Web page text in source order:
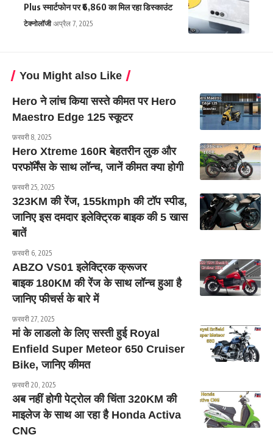
Plus स्मार्टफोन पर ₹6,860 का मिल रहा डिस्काउंट
टेक्नोलॉजी अप्रैल 7, 2025
You Might also Like
Hero ने लांच किया सस्ते कीमत पर Hero
Maestro Edge 125 स्कूटर
फ़रवरी 8, 2025
Hero Xtreme 160R बेहतरीन लुक और
परफॉर्मेंस के साथ लॉन्च, जानें कीमत क्या होगी
फ़रवरी 25, 2025
323KM की रेंज, 155kmph की टॉप स्पीड,
जानिए इस दमदार इलेक्ट्रिक बाइक की 5 खास
बातें
फ़रवरी 6, 2025
ABZO VS01 इलेक्ट्रिक क्रूजर
बाइक 180KM की रेंज के साथ लॉन्च हुआ है
जानिए फीचर्स के बारे में
फ़रवरी 27, 2025
मां के लाडलो के लिए सस्ती हुई Royal
Enfield Super Meteor 650 Cruiser
Bike, जानिए कीमत
फ़रवरी 20, 2025
अब नहीं होगी पेट्रोल की चिंता 320KM की
माइलेज के साथ आ रहा है Honda Activa
CNG